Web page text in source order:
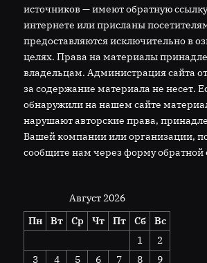
источников — имеют обратную
интернете или присланы
предоставляются исключительно в
целях. Права на материалы
владельцам. Администрация сайта
за содержание материала не несет.
обнаружили на нашем сайте
нарушают авторские права,
Вашей компании или организации,
сообщите нам через форму обратной
Август 2026
Пн
Вт Ср Чт Пт Сб
Вс
1
2
3
4 5 6 7 8 9